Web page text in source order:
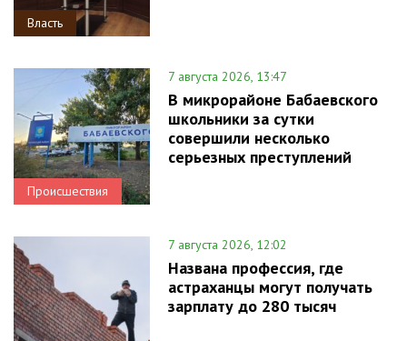
Власть
Происшествия
7 августа 2026, 13:47
В микрорайоне Бабаевского
школьники за сутки
совершили несколько
серьезных преступлений
7 августа 2026, 12:02
Названа профессия, где
астраханцы могут получать
зарплату до 280 тысяч